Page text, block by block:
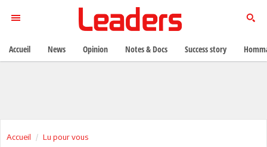
Accueil Lu pour vous
Accueil News Opinion Notes & Docs Success story